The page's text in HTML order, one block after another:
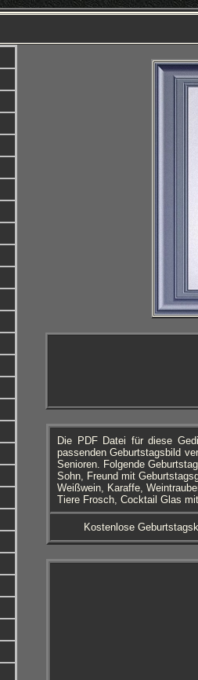
Die PDF Datei für diese
passenden Geburtstagsbild
Senioren. Folgende
Sohn, Freund mit
Weißwein, Karaffe,
Tiere Frosch, Cocktail Glas
Kostenlose